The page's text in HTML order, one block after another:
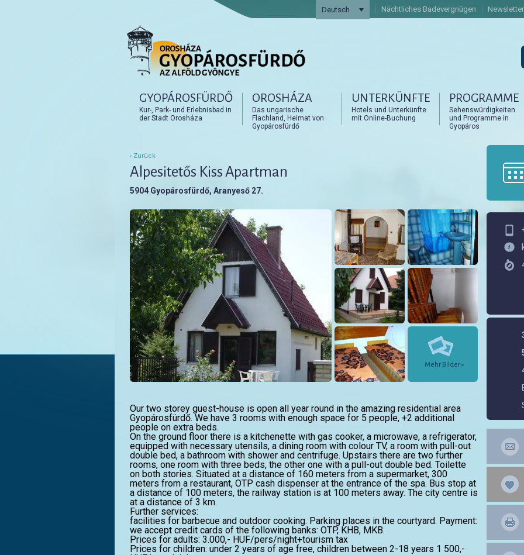
Deutsch Nächtliches Badevergnügen Newsletter
Tovább az elsődleges tartalomra
Tovább a másodlagos tartalomra
GYOPÁROSFÜRDŐ
Kur-, Park- und Erlebnisbad in
der Stadt Orosháza
OROSHÁZA
Das ungarische
Flachland, Heimat von
Gyopárosfürdő
UNTERKÜNFTE
Hotels und Unterkünfte
mit Online-Buchung
PROGRAMME
Sehenswürdigkeiten
und Programme in
Gyopáros
‹ Zurück
Alpesitetős Kiss Apartman
5904 Gyopárosfürdő, Aranyeső 27.
Mehr Bilder »
Our two storey guest-house is open all year round in the amazing residential area
Gyopárosfürdő. We have 3 rooms with enough space for 5 people, +2 additional
people on extra beds.
On the ground floor there is a kitchenette with gas cooker, a microwave, a refrigerator,
equipped with necessary utensils, a dining room with colour TV, a room with pull-out
double bed, a bathroom with shower and centrifuge. Upstairs there are two further
rooms, one room with three beds, the other one with a pull-out double bed. Toilette
on both stories. Situated at a distance of 160 meters from a supermarket, 300
meters from a restaurant, OTP cash dispenser at the entrance of the spa. Bus stop at
a distance of 100 meters, the railway station is at 100 meters away. The city centre is
at a distance of 3 km.
Further services:
facilities for barbecue and outdoor cooking. Parking places in the courtyard. Payment:
we accept credit cards of the following banks: OTP, KHB, MKB.
Prices for adults: 3.000,- HUF/pers/night+tourism tax
Prices for children: under 2 years of age free, children between 2-18 years 1 500,-